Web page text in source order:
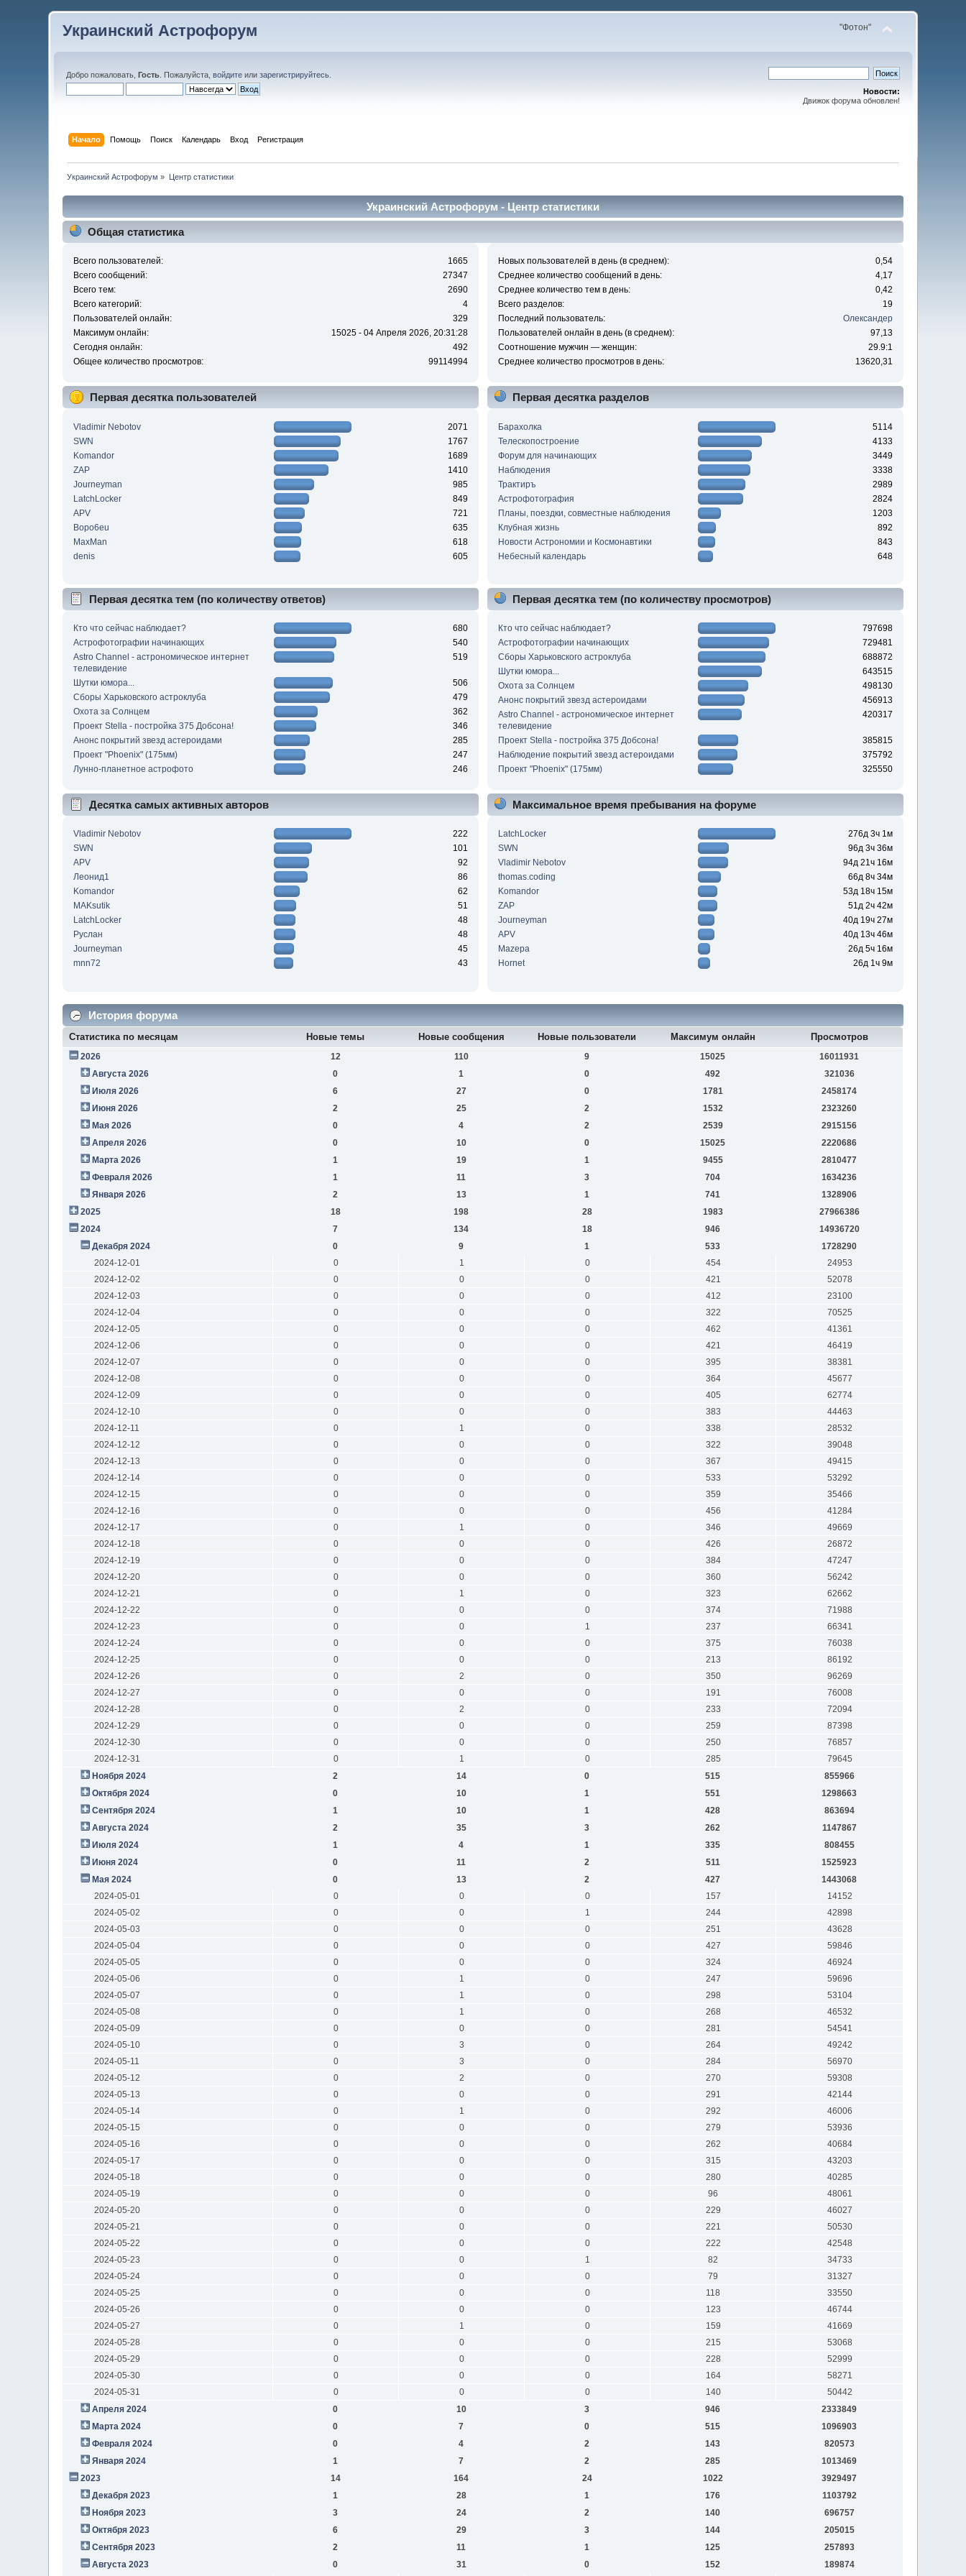
Украинский Астрофорум "Фотон"
Добро пожаловать,Гость . Пожалуйста,войдите илизарегистрируйтесь
Новости:
Движок форума обновлен!
Начало Помощь Поиск Календарь Вход Регистрация
Украинский Астрофорум » Центр статистики
Украинский Астрофорум - Центр статистики
Общая статистика
Всего пользователей:
1665
Всего сообщений:
27347
Всего тем:
2690
Всего категорий:
4
Пользователей онлайн:
329
Максимум онлайн:
15025 - 04 Апреля 2026, 20:31:28
Сегодня онлайн:
492
Общее количество просмотров:
99114994
Новых пользователей в день (в среднем):
0,54
Среднее количество сообщений в день:
4,17
Среднее количество тем в день:
0,42
Всего разделов:
19
Последний пользователь:
Олександер
Пользователей онлайн в день (в среднем):
97,13
Соотношение мужчин — женщин:
29.9:1
Среднее количество просмотров в день:
13620,31
Первая десятка пользователей
Vladimir Nebotov
2071
SWN
1767
Komandor
1689
ZAP
1410
Journeyman
985
LatchLocker
849
APV
721
Bopo6eu
635
MaxMan
618
denis
605
Первая десятка разделов
Барахолка
5114
Телескопостроение
4133
Форум для начинающих
3449
Наблюдения
3338
Трактиръ
2989
Астрофотография
2824
Планы, поездки, совместные наблюдения
1203
Клубная жизнь
892
Новости Астрономии и Космонавтики
843
Небесный календарь
648
Первая десятка тем (по количеству ответов)
Кто что сейчас наблюдает?
680
Астрофотографии начинающих
540
Astro Channel - астрономическое интернет
телевидение
519
Шутки юмора...
506
Сборы Харьковского астроклуба
479
Охота за Солнцем
362
Проект Stella - постройка 375 Добсона!
346
Анонс покрытий звезд астероидами
285
Проект "Phoenix" (175мм)
247
Лунно-планетное астрофото
246
Первая десятка тем (по количеству просмотров)
Кто что сейчас наблюдает?
797698
Астрофотографии начинающих
729481
Сборы Харьковского астроклуба
688872
Шутки юмора...
643515
Охота за Солнцем
498130
Анонс покрытий звезд астероидами
456913
Astro Channel - астрономическое интернет
телевидение
420317
Проект Stella - постройка 375 Добсона!
385815
Наблюдение покрытий звезд астероидами
375792
Проект "Phoenix" (175мм)
325550
Десятка самых активных авторов
Vladimir Nebotov
222
SWN
101
APV
92
Леонид1
86
Komandor
62
MAKsutik
51
LatchLocker
48
Руслан
48
Journeyman
45
mnn72
43
Максимальное время пребывания на форуме
LatchLocker
276д 3ч 1м
SWN
96д 3ч 36м
Vladimir Nebotov
94д 21ч 16м
thomas.coding
66д 8ч 34м
Komandor
53д 18ч 15м
ZAP
51д 2ч 42м
Journeyman
40д 19ч 27м
APV
40д 13ч 46м
Mazepa
26д 5ч 16м
Hornet
26д 1ч 9м
История форума
Статистика по месяцам Новые темы Новые сообщения Новые пользователи Максимум онлайн Просмотров
2026 12 110 9 15025
16011931
Августа 2026
0 1 0 492
321036
Июля 2026
6 27 0 1781
2458174
Июня 2026
2 25 2 1532
2323260
Мая 2026
0 4 2 2539
2915156
Апреля 2026
0 10 0 15025
2220686
Марта 2026
1 19 1 9455
2810477
Февраля 2026
1 11 3 704
1634236
Января 2026
2 13 1 741
1328906
2025
18 198 28 1983
27966386
2024
7 134 18 946
14936720
Декабря 2024
0 9 1 533
1728290
2024-12-01
0 1 0 454
24953
2024-12-02
0 0 0 421
52078
2024-12-03
0 0 0 412
23100
2024-12-04
0 0 0 322
70525
2024-12-05
0 0 0 462
41361
2024-12-06
0 0 0 421
46419
2024-12-07
0 0 0 395
38381
2024-12-08
0 0 0 364
45677
2024-12-09
0 0 0 405
62774
2024-12-10
0 0 0 383
44463
2024-12-11
0 1 0 338
28532
2024-12-12
0 0 0 322
39048
2024-12-13
0 0 0 367
49415
2024-12-14
0 0 0 533
53292
2024-12-15
0 0 0 359
35466
2024-12-16
0 0 0 456
41284
2024-12-17
0 1 0 346
49669
2024-12-18
0 0 0 426
26872
2024-12-19
0 0 0 384
47247
2024-12-20
0 0 0 360
56242
2024-12-21
0 1 0 323
62662
2024-12-22
0 0 0 374
71988
2024-12-23
0 0 1 237
66341
2024-12-24
0 0 0 375
76038
2024-12-25
0 0 0 213
86192
2024-12-26
0 2 0 350
96269
2024-12-27
0 0 0 191
76008
2024-12-28
0 2 0 233
72094
2024-12-29
0 0 0 259
87398
2024-12-30
0 0 0 250
76857
2024-12-31
0 1 0 285
79645
Ноября 2024
2 14 0 515
855966
Октября 2024
0 10 1 551
1298663
Сентября 2024
1 10 1 428
863694
Августа 2024
2 35 3 262
1147867
Июля 2024
1 4 1 335
808455
Июня 2024
0 11 2 511
1525923
Мая 2024
0 13 2 427
1443068
2024-05-01
0 0 0 157
14152
2024-05-02
0 0 1 244
42898
2024-05-03
0 0 0 251
43628
2024-05-04
0 0 0 427
59846
2024-05-05
0 0 0 324
46924
2024-05-06
0 1 0 247
59696
2024-05-07
0 1 0 298
53104
2024-05-08
0 1 0 268
46532
2024-05-09
0 0 0 281
54541
2024-05-10
0 3 0 264
49242
2024-05-11
0 3 0 284
56970
2024-05-12
0 2 0 270
59308
2024-05-13
0 0 0 291
42144
2024-05-14
0 1 0 292
46006
2024-05-15
0 0 0 279
53936
2024-05-16
0 0 0 262
40684
2024-05-17
0 0 0 315
43203
2024-05-18
0 0 0 280
40285
2024-05-19
0 0 0 96
48061
2024-05-20
0 0 0 229
46027
2024-05-21
0 0 0 221
50530
2024-05-22
0 0 0 222
42548
2024-05-23
0 0 1 82
34733
2024-05-24
0 0 0 79
31327
2024-05-25
0 0 0 118
33550
2024-05-26
0 0 0 123
46744
2024-05-27
0 1 0 159
41669
2024-05-28
0 0 0 215
53068
2024-05-29
0 0 0 228
52999
2024-05-30
0 0 0 164
58271
2024-05-31
0 0 0 140
50442
Апреля 2024
0 10 3 946
2333849
Марта 2024
0 7 0 515
1096903
Февраля 2024
0 4 2 143
820573
Января 2024
1 7 2 285
1013469
2023
14 164 24 1022
3929497
Декабря 2023
1 28 1 176
1103792
Ноября 2023
3 24 2 140
696757
Октября 2023
6 29 3 144
205015
Сентября 2023
2 11 1 125
257893
Августа 2023
0 31 0 152
189874